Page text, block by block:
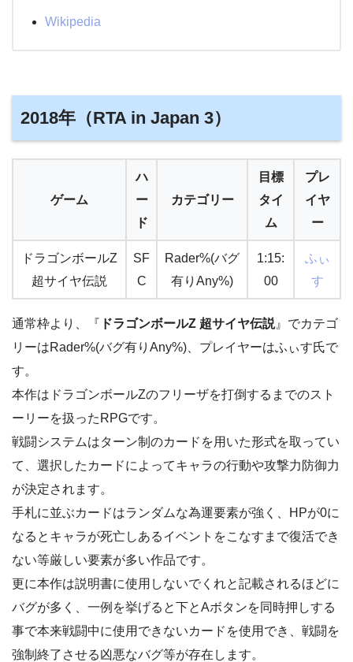
Wikipedia
2018年（RTA in Japan 3）
ゲーム
ハ
ー
ド
カテゴリー
目標
タイ
ム
プレ
イヤ
ー
ドラゴンボールZ
超サイヤ伝説
SF
C
Rader%(バグ
有りAny%)
1:15:
00
ふぃ
す
通常枠より、『 ドラゴンボールZ 超サイヤ伝説』でカテゴ
リーはRader%(バグ有りAny%)、プレイヤーはふぃす氏で
す。
本作はドラゴンボールZのフリーザを打倒するまでのスト
ーリーを扱ったRPGです。
戦闘システムはターン制のカードを用いた形式を取ってい
て、選択したカードによってキャラの行動や攻撃力防御力
が決定されます。
手札に並ぶカードはランダムな為運要素が強く、HPが0に
なるとキャラが死亡しあるイベントをこなすまで復活でき
ない等厳しい要素が多い作品です。
更に本作は説明書に使用しないでくれと記載されるほどに
バグが多く、一例を挙げると下とAボタンを同時押しする
事で本来戦闘中に使用できないカードを使用でき、戦闘を
強制終了させる凶悪なバグ等が存在します。